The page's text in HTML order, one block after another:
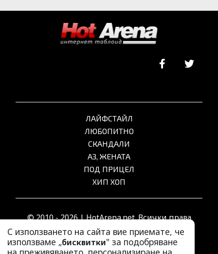
С използването на сайта вие приемате, че
използваме „бисквитки" за подобряване
ЛАЙФСТАЙЛ
ЛЮБОПИТНО
СКАНДАЛИ
АЗ, ЖЕНАТА
ПОД ПРИЦЕЛ
ХИП ХОП
© 2010 - 2026 | HotArena.net. Всички права
запазени.